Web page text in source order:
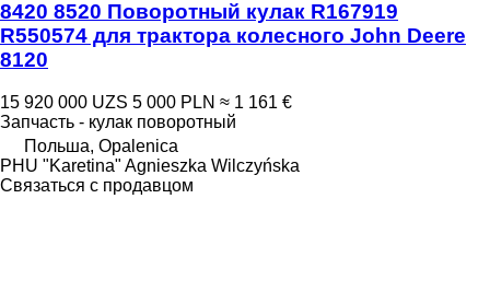
8420 8520 Поворотный кулак R167919
R550574 для трактора колесного John Deere
8120
15 920 000 UZS 5 000 PLN ≈ 1 161 €
Запчасть - кулак поворотный
Польша, Opalenica
PHU "Karetina" Agnieszka Wilczyńska
Связаться с продавцом